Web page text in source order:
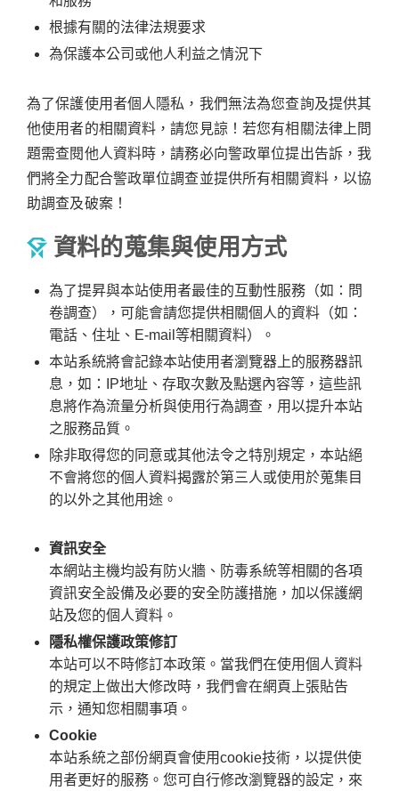
根據有關的法律法規要求
為保護本公司或他人利益之情況下
為了保護使用者個人隱私，我們無法為您查詢及提供其
他使用者的相關資料，請您見諒！若您有相關法律上問
題需查閱他人資料時，請務必向警政單位提出告訴，我
們將全力配合警政單位調查並提供所有相關資料，以協
助調查及破案！
資料的蒐集與使用方式
為了提昇與本站使用者最佳的互動性服務（如：問
卷調查），可能會請您提供相關個人的資料（如：
電話、住址、E-mail等相關資料）。
本站系統將會記錄本站使用者瀏覽器上的服務器訊
息，如：IP地址、存取次數及點選內容等，這些訊
息將作為流量分析與使用行為調查，用以提升本站
之服務品質。
除非取得您的同意或其他法令之特別規定，本站絕
不會將您的個人資料揭露於第三人或使用於蒐集目
的以外之其他用途。
資訊安全
本網站主機均設有防火牆、防毒系統等相關的各項
資訊安全設備及必要的安全防護措施，加以保護網
站及您的個人資料。
隱私權保護政策修訂
本站可以不時修訂本政策。當我們在使用個人資料
的規定上做出大修改時，我們會在網頁上張貼告
示，通知您相關事項。
Cookie
本站系統之部份網頁會使用cookie技術，以提供使
用者更好的服務。您可自行修改瀏覽器的設定，來